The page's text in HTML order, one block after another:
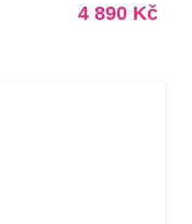
4 890 Kč